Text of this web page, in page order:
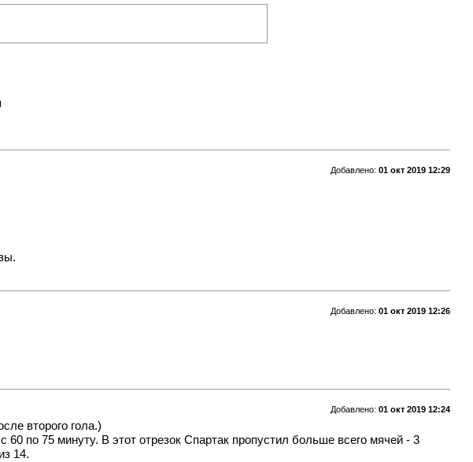
Добавлено: 01 окт 2019 12:29
Добавлено: 01 окт 2019 12:26
Добавлено: 01 окт 2019 12:24
второго гола.)
по 75 минуту. В этот отрезок Спартак пропустил больше всего мячей - 3
14.